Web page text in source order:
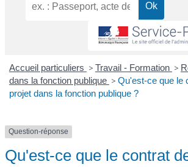
Accueil particuliers > Travail - Formation >
dans la fonction publique > Qu'est-ce que le
projet dans la fonction publique ?
Question-réponse
Qu'est-ce que le contrat